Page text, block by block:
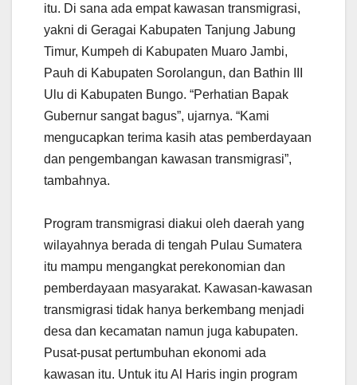
itu. Di sana ada empat kawasan transmigrasi,
yakni di Geragai Kabupaten Tanjung Jabung
Timur, Kumpeh di Kabupaten Muaro Jambi,
Pauh di Kabupaten Sorolangun, dan Bathin III
Ulu di Kabupaten Bungo. “Perhatian Bapak
Gubernur sangat bagus”, ujarnya. “Kami
mengucapkan terima kasih atas pemberdayaan
dan pengembangan kawasan transmigrasi”,
tambahnya.
Program transmigrasi diakui oleh daerah yang
wilayahnya berada di tengah Pulau Sumatera
itu mampu mengangkat perekonomian dan
pemberdayaan masyarakat. Kawasan-kawasan
transmigrasi tidak hanya berkembang menjadi
desa dan kecamatan namun juga kabupaten.
Pusat-pusat pertumbuhan ekonomi ada
kawasan itu. Untuk itu Al Haris ingin program